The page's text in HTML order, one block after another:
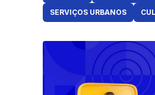
SERVIÇOS URBANOS